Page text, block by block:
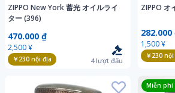
ZIPPO New York 蓄光 オイルライ
ター (396)
470.000 ₫
2,500 ¥
￥230nội địa 4lượt đấu
ZIPPO オ
282.000
1,500 ¥
￥230nội
Miễn phí